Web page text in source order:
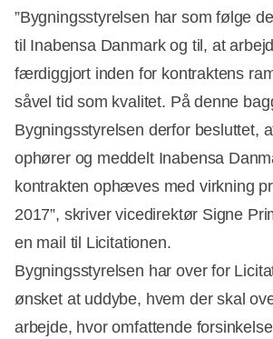
Annonce
”Bygningsstyrelsen har som følge
til Inabensa Danmark og til, at
færdiggjort inden for kontraktens
såvel tid som kvalitet. På denne
Bygningsstyrelsen derfor besluttet,
ophører og meddelt Inabensa
kontrakten ophæves med virkning
2017”, skriver vicedirektør Signe
en mail til Licitationen.
Bygningsstyrelsen har over for
ønsket at uddybe, hvem der skal
arbejde, hvor omfattende